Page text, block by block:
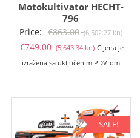
Motokultivator HECHT-
796
Price: €863.00 (6,502.27 kn)
cijena
€749.00 (5,643.34 kn)Trenutna
cijena
(5,643.34
kn).
Cijena je
izražena sa uključenim PDV-om
SALE!